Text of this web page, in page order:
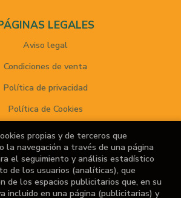
LEGALES
Aviso legal
Condiciones de venta
Política de privacidad
Política de Cookies
AL CLIENTE
Quiénes somos
Noticias
propias y de terceros que
la navegación a través de una página
el seguimiento y análisis estadístico
de los usuarios (analíticas), que
de los espacios publicitarios que, en su
incluido en una página (publicitarias) y